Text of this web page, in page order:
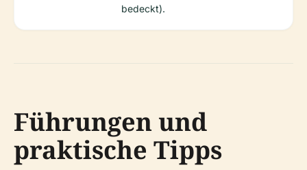
bedeckt).
Führungen und
praktische Tipps